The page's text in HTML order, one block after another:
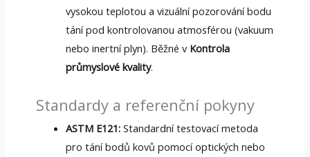
vysokou teplotou a vizuální pozorování bodu
tání pod kontrolovanou atmosférou (vakuum
nebo inertní plyn). Běžné v Kontrola
průmyslové kvality.
Standardy a referenční pokyny
ASTM E121: Standardní testovací metoda
pro tání bodů kovů pomocí optických nebo